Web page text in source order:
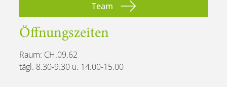
Team
Öffnungszeiten
Raum: CH.09.62
tägl. 8.30-9.30 u. 14.00-15.00